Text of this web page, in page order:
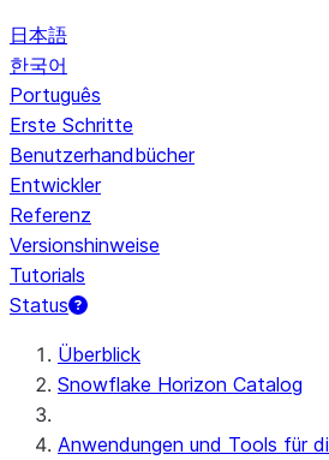
日本語
한국어
Português
Erste Schritte
Benutzerhandbücher
Entwickler
Referenz
Versionshinweise
Tutorials
Status
Überblick
Snowflake Horizon Catalog
Anwendungen und Tools für